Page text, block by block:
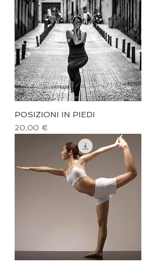
POSIZIONI IN PIEDI
Prezzo
20,00 €